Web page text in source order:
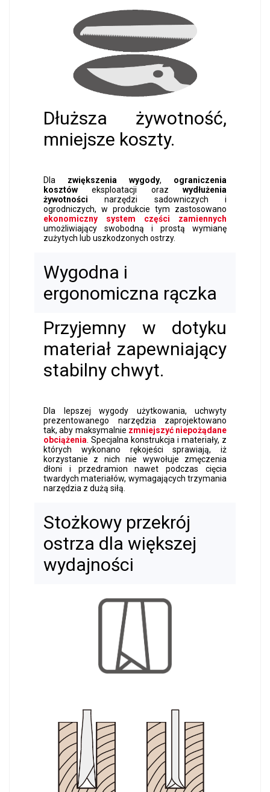
Dłuższa żywotność,
mniejsze koszty.
Dla zwiększenia wygody, ograniczenia
kosztów eksploatacji oraz wydłużenia
żywotności narzędzi sadowniczych i
ogrodniczych, w produkcie tym zastosowano
ekonomiczny system części zamiennych
umożliwiający swobodną i prostą wymianę
zużytych lub uszkodzonych ostrzy.
Wygodna i
ergonomiczna rączka
Przyjemny w dotyku
materiał zapewniający
stabilny chwyt.
Dla lepszej wygody użytkowania, uchwyty
prezentowanego narzędzia zaprojektowano
tak, aby maksymalnie zmniejszyć niepożądane
obciążenia. Specjalna konstrukcja i materiały, z
których wykonano rękojeści
sprawiają, iż
korzystanie z nich nie wywołuje zmęczenia
dłoni i przedramion nawet podczas cięcia
twardych materiałów, wymagających trzymania
narzędzia z dużą siłą.
Stożkowy przekrój
ostrza dla większej
wydajności